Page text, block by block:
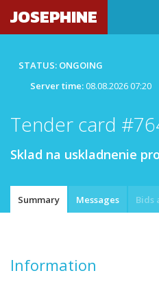
JOSEPHINE
STATUS: ONGOING
Server time:08.08.2026 07:20
Tender card
Sklad na uskladnenie
Summary Messages
Information